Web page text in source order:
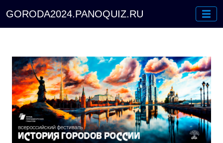
GORODA2024.PANOQUIZ.RU